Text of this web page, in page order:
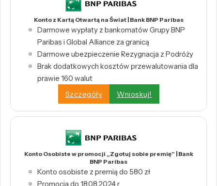
Konto z Kartą Otwartą na Świat | Bank BNP Paribas
Darmowe wypłaty z bankomatów Grupy BNP
Paribas i Global Alliance za granicą
Darmowe ubezpieczenie Rezygnacja z Podróży
Brak dodatkowych kosztów przewalutowania dla
prawie 160 walut
Szczegóły
Wnioskuj!
Konto Osobiste w promocji „Zgotuj sobie premię” | Bank
BNP Paribas
Konto osobiste z premią do 580 zł
Promocja do 18.08.2024 r.